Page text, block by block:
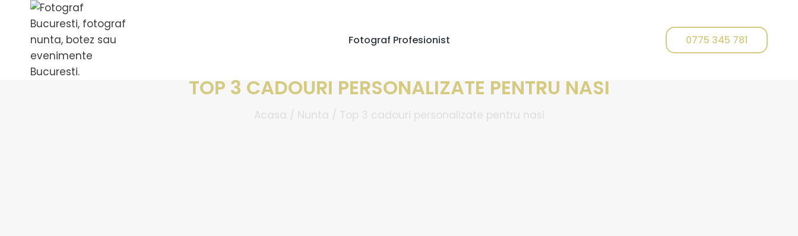
Fotograf Profesionist 0775 345 781
TOP 3 CADOURI PERSONALIZATE PENTRU NASI
Acasa / Nunta / Top 3 cadouri personalizate pentru nasi